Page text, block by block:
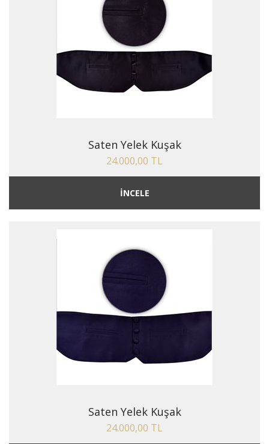
Saten Yelek Kuşak
24.000,00 TL
İNCELE
Saten Yelek Kuşak
24.000,00 TL